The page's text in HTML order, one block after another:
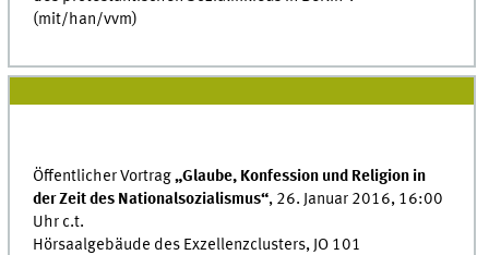
(mit/han/vvm)
Öffentlicher Vortrag„Glaube, Konfession und Religion in
der Zeit des Nationalsozialismus“, 26. Januar 2016, 16:00
Uhr c.t.
Hörsaalgebäude des Exzellenzclusters, JO 101